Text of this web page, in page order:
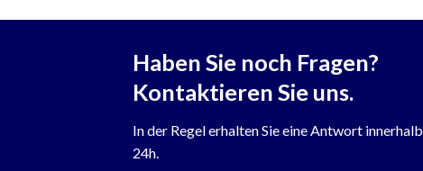
Haben Sie noch Fragen?
Kontaktieren Sie uns.
In der Regel erhalten Sie eine Antwort innerhalb
24h.